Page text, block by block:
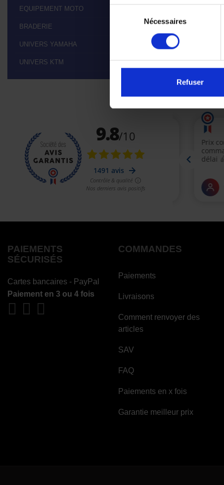
consentement
Nécessaires
Refuser
EQUIPEMENT MOTO
BRADERIE
UNIVERS YAMAHA
UNIVERS KTM
Affichage
PAIEMENTS
SÉCURISÉS
Cartes bancaires - PayPal
Paiement en 3 ou 4 fois
COMMANDES
Paiements
Livraisons
Comment renvoyer des
articles
SAV
FAQ
Paiements en x fois
Garantie meilleur prix